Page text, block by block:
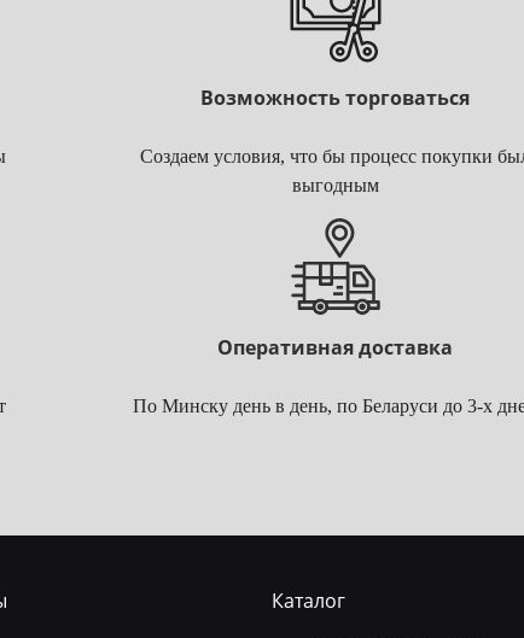
Возможность торговаться
Создаем условия, что бы процесс покупки
выгодным
Оперативная доставка
По Минску день в день, по Беларуси до 3-х
Каталог